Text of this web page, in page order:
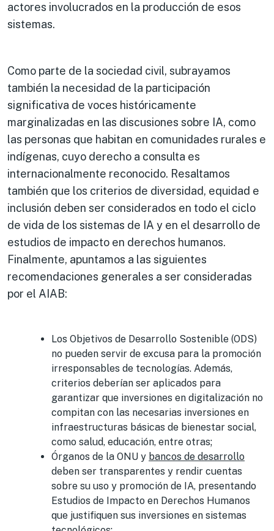
actores involucrados en la producción de esos
sistemas.
Como parte de la sociedad civil, subrayamos
también la necesidad de la participación
significativa de voces históricamente
marginalizadas en las discusiones sobre IA, como
las personas que habitan en comunidades rurales e
indígenas, cuyo derecho a consulta es
internacionalmente reconocido. Resaltamos
también que los criterios de diversidad, equidad e
inclusión deben ser considerados en todo el ciclo
de vida de los sistemas de IA y en el desarrollo de
estudios de impacto en derechos humanos.
Finalmente, apuntamos a las siguientes
recomendaciones generales a ser consideradas
por el AIAB:
Los Objetivos de Desarrollo Sostenible (ODS)
no pueden servir de excusa para la promoción
irresponsables de tecnologías. Además,
criterios deberían ser aplicados para
garantizar que inversiones en digitalización no
compitan con las necesarias inversiones en
infraestructuras básicas de bienestar social,
como salud, educación, entre otras;
Órganos de la ONU y bancos de desarrollo
deben ser transparentes y rendir cuentas
sobre su uso y promoción de IA, presentando
Estudios de Impacto en Derechos Humanos
que justifiquen sus inversiones en sistemas